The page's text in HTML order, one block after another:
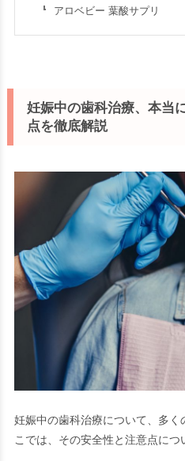
アロベビー 葉酸サプリ
妊娠中の歯科治療、本当
点を徹底解説
妊娠中の歯科治療について、多く
こでは、その安全性と注意点につ